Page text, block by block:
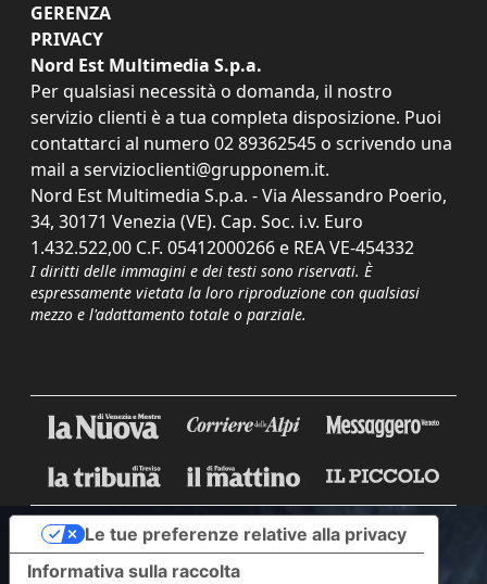
GERENZA
PRIVACY
Nord Est Multimedia S.p.a.
Per qualsiasi necessità o domanda, il nostro
servizio clienti è a tua completa disposizione. Puoi
contattarci al numero 02 89362545 o scrivendo una
mail a servizioclienti@grupponem.it.
Nord Est Multimedia S.p.a. - Via Alessandro Poerio,
34, 30171 Venezia (VE). Cap. Soc. i.v. Euro
1.432.522,00 C.F. 05412000266 e REA VE-454332
I diritti delle immagini e dei testi sono riservati. È
espressamente vietata la loro riproduzione con qualsiasi
mezzo e l'adattamento totale o parziale.
Informativa sulla raccolta
Le tue preferenze relative alla privacy